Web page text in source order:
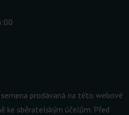
prodávaná na této webové
ke sběratelským účelům. Před